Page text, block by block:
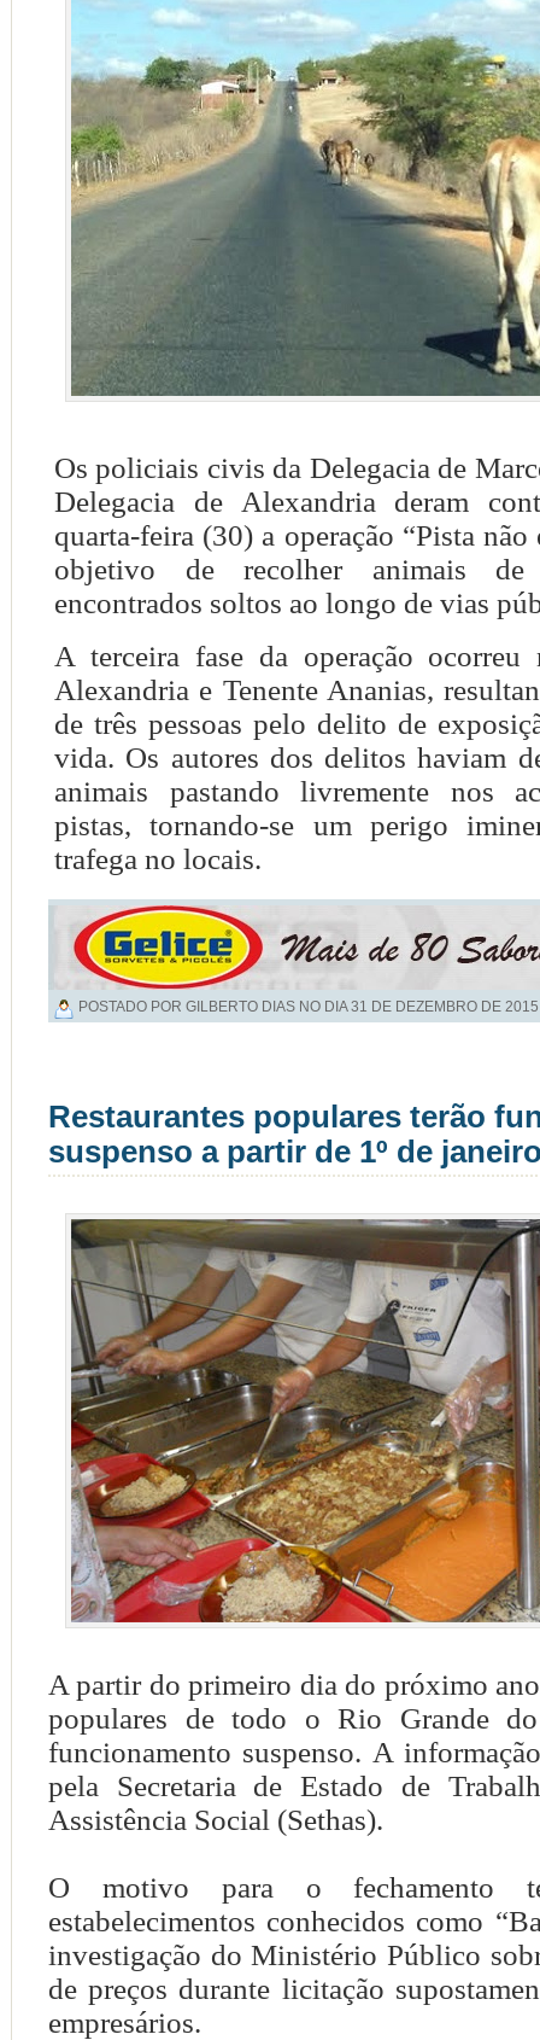
Os policiais civis da Delegacia de
Delegacia de Alexandria deram
quarta-feira (30) a operação “Pista não
objetivo de recolher animais de
encontrados soltos ao longo de vias
A terceira fase da operação ocorreu
Alexandria e Tenente Ananias,
de três pessoas pelo delito de
vida. Os autores dos delitos haviam
animais pastando livremente nos
pistas, tornando-se um perigo
trafega no locais.
POSTADO POR GILBERTO DIAS NO DIA31 DE DEZEMBRO DE 2015
Restaurantes populares terão
suspenso a partir de 1º de
A partir do primeiro dia do próximo
populares de todo o Rio Grande
funcionamento suspenso. A
pela Secretaria de Estado de
Assistência Social (Sethas).
O motivo para o fechamento
estabelecimentos conhecidos como
investigação do Ministério Público
de preços durante licitação
empresários.